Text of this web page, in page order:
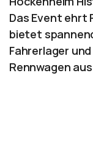
Das Event ehrt
bietet
Fahrerlager
Rennwagen